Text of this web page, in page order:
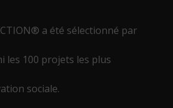
a été sélectionné par
les 100 projets les plus
sociale.